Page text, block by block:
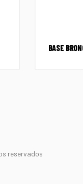
BASE
reservados